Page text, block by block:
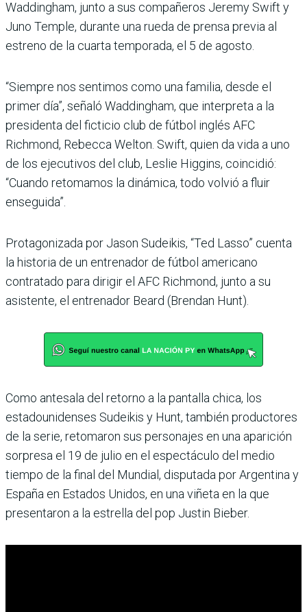
Waddingham, junto a sus compañeros Jeremy Swift y
Juno Temple, durante una rueda de prensa previa al
estreno de la cuarta temporada, el 5 de agosto.
“Siempre nos sentimos como una familia, desde el
primer día”, señaló Waddingham, que interpreta a la
presidenta del ficticio club de fútbol inglés AFC
Richmond, Rebecca Welton. Swift, quien da vida a uno
de los ejecutivos del club, Leslie Higgins, coincidió:
“Cuando retomamos la dinámica, todo volvió a fluir
enseguida”.
Protagonizada por Jason Sudeikis, “Ted Lasso” cuenta
la historia de un entrenador de fútbol americano
contratado para dirigir el AFC Richmond, junto a su
asistente, el entrenador Beard (Brendan Hunt).
Como antesala del retorno a la pantalla chica, los
estadounidenses Sudeikis y Hunt, también productores
de la serie, retomaron sus personajes en una aparición
sorpresa el 19 de julio en el espectáculo del medio
tiempo de la final del Mundial, disputada por Argentina y
España en Estados Unidos, en una viñeta en la que
presentaron a la estrella del pop Justin Bieber.